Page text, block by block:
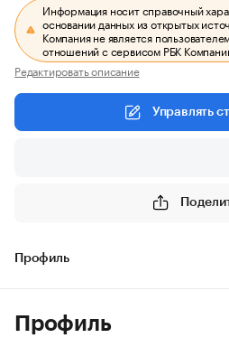
Информация носит справочный
основании данных из открытых
Компания не является
отношений с сервисом РБК
Редактировать описание
Управлять
Профиль
Профиль